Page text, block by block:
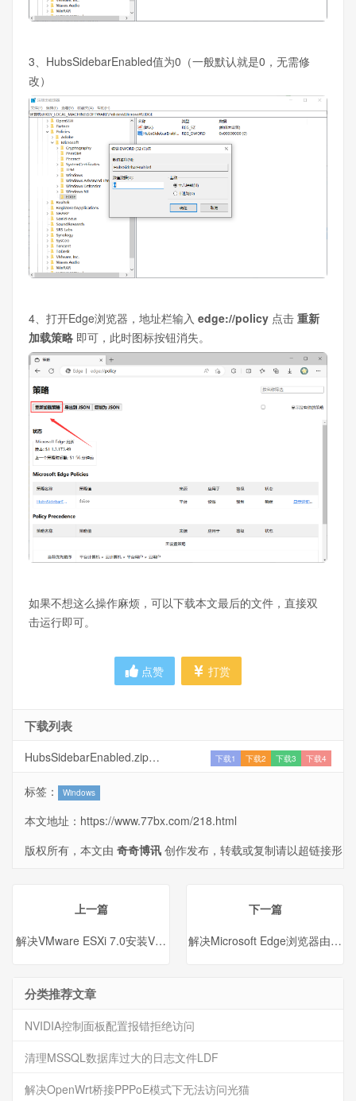
3、HubsSidebarEnabled值为0（一般默认就是0，无需修
改）
4、打开Edge浏览器，地址栏输入 edge://policy 点击 重新
加载策略 即可，此时图标按钮消失。
如果不想这么操作麻烦，可以下载本文最后的文件，直接双
击运行即可。
点赞 打赏
下载列表
HubsSidebarEnabled.zip 下载1 下载2 下载3 下载4
标签： Windows
本文地址： https://www.77bx.com/218.html
版权所有，本文由 奇奇博讯 创作发布，转载或复制请以超链接形
上一篇
解决VMware ESXi 7.0安装VMFSL分区占用120G空间
下一篇
解决Microsoft Edge浏览器由你
分类推荐文章
NVIDIA控制面板配置报错拒绝访问
清理MSSQL数据库过大的日志文件LDF
解决OpenWrt桥接PPPoE模式下无法访问光猫